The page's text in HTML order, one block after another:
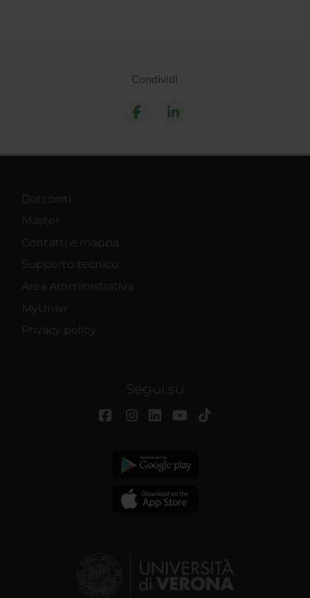
Condividi
Dottorati
Master
Contatti e mappa
Supporto tecnico
Area Amministrativa
MyUnivr
Privacy policy
Segui su